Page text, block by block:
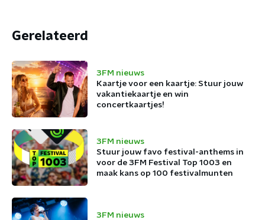
Gerelateerd
3FM nieuws
Kaartje voor een kaartje: Stuur jouw
vakantiekaartje en win
concertkaartjes!
3FM nieuws
Stuur jouw favo festival-anthems in
voor de 3FM Festival Top 1003 en
maak kans op 100 festivalmunten
3FM nieuws